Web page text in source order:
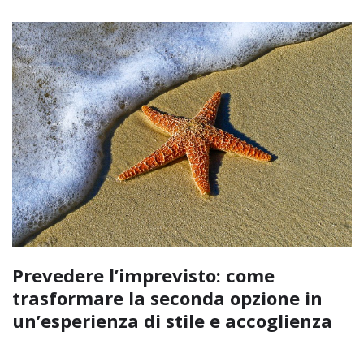
Prevedere l’imprevisto: come
trasformare la seconda opzione in
un’esperienza di stile e accoglienza